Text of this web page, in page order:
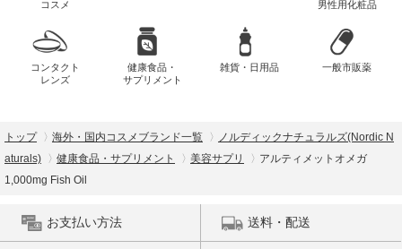
コスメ
男性用化粧品
コンタクト
レンズ
健康食品・
サプリメント
雑貨・日用品 一般市販薬
トップ 海外・国内コスメブランド一覧
ノルディックナチュラルズ(Nordic N
aturals)
健康食品・サプリメント 美容サプリ
アルティメットオメガ
1,000mg Fish Oil
お支払い方法 送料・配送